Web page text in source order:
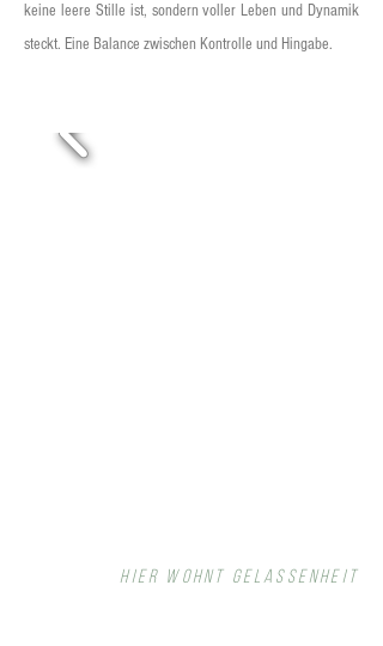
keine leere Stille ist, sondern voller Leben und Dynamik
steckt. Eine Balance zwischen Kontrolle und Hingabe.
Hier wohnt Gelassenheit